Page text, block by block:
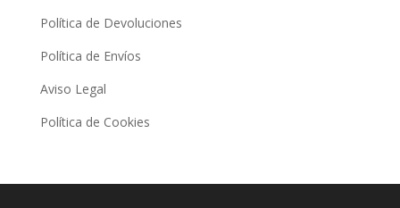
Política de Devoluciones
Política de Envíos
Aviso Legal
Política de Cookies